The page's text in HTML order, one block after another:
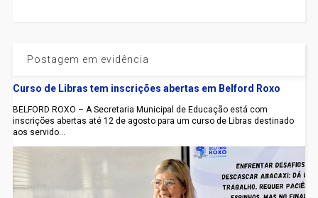
Postagem em evidência
Curso de Libras tem inscrições abertas em Belford Roxo
BELFORD ROXO – A Secretaria Municipal de Educação está com
inscrições abertas até 12 de agosto para um curso de Libras destinado
aos servido...